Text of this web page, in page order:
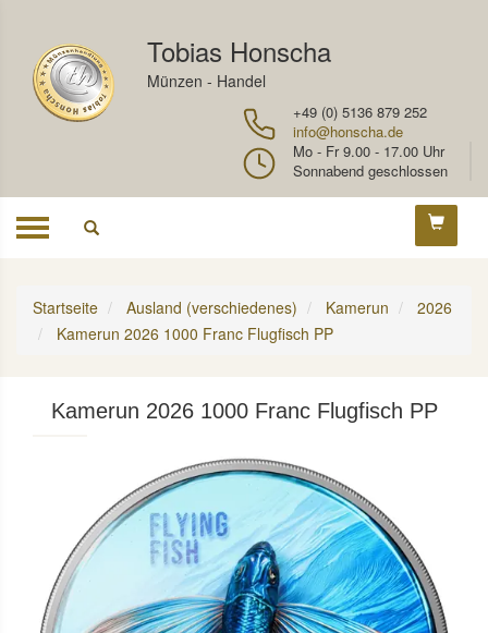
Tobias Honscha
Münzen - Handel
+49 (0) 5136 879 252
info@honscha.de
Mo - Fr 9.00 - 17.00 Uhr
Sonnabend geschlossen
Toggle
Startseite Ausland (verschiedenes) Kamerun
2026
Kamerun 2026 1000 Franc Flugfisch PP
Kamerun 2026 1000 Franc Flugfisch PP